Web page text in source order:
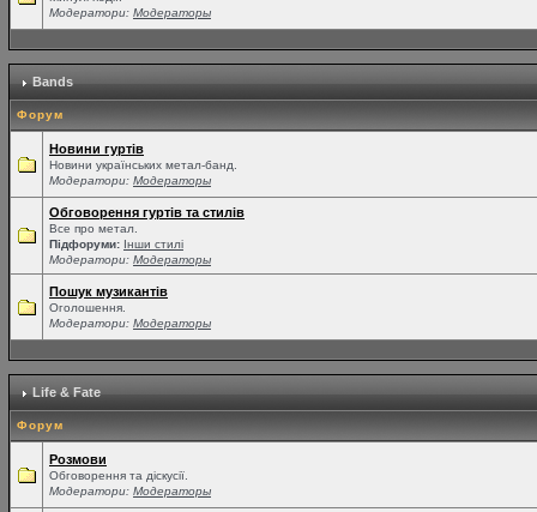
Модератори: Модераторы
Bands
Форум
Новини гуртів
Новини українських метал-банд.
Модератори: Модераторы
Обговорення гуртів та стилів
Все про метал.
Підфоруми: Інши стилі
Модератори: Модераторы
Пошук музикантів
Оголошення.
Модератори: Модераторы
Life & Fate
Форум
Розмови
Обговорення та діскусії.
Модератори: Модераторы